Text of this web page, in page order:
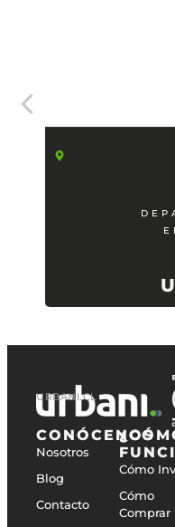
URBANI.CL
CONÓCENOS
Nosotros
Blog
Contacto
Cómo
Cómo
Comprar